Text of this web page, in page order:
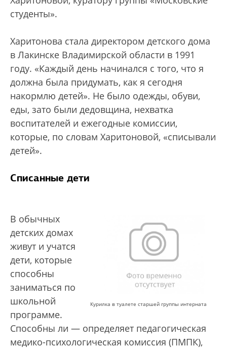
студенты».
Харитонова стала директором детского дома
в Лакинске Владимирской области в 1991
году. «Каждый день начинался с того, что я
должна была придумать, как я сегодня
накормлю детей». Не было одежды, обуви,
еды, зато были дедовщина, нехватка
воспитателей и ежегодные комиссии,
которые, по словам Харитоновой, «списывали
детей».
Списанные дети
Курилка в туалете старшей группы интерната
В обычных
детских домах
живут и учатся
дети, которые
способны
заниматься по
школьной
программе.
Способны ли — определяет педагогическая
медико-психологическая комиссия (ПМПК),